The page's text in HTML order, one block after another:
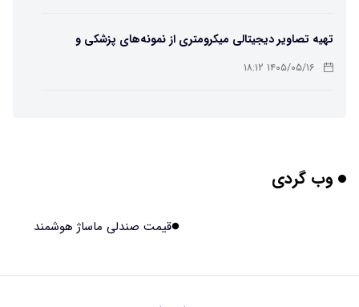
تهیه تصاویر دیجیتالی میکرومتری از نمونه‌های پزشکی و
صنعتی۱۴۰۵/۰۵/۱۶ ۱۸:۱۲
وب گردی
قیمت صندلی ماساژ هوشمند